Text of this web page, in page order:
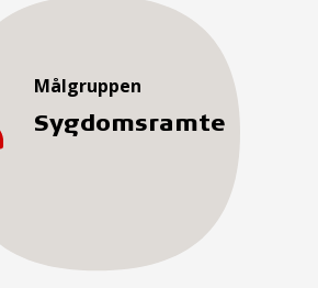
Målgruppen
Sygdomsramte